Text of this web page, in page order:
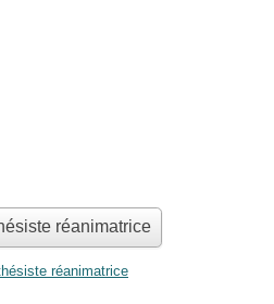
réanimatrice
réanimatrice